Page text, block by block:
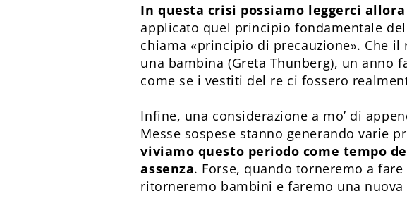
In questa crisi possiamo leggerci
applicato quel principio fondamentale
chiama «principio di precauzione». Che
una bambina (Greta Thunberg), un anno
come se i vestiti del re ci fossero
Infine, una considerazione a mo’ di
Messe sospese stanno generando varie
viviamo questo periodo come tempo
assenza. Forse, quando torneremo a
ritorneremo bambini e faremo una